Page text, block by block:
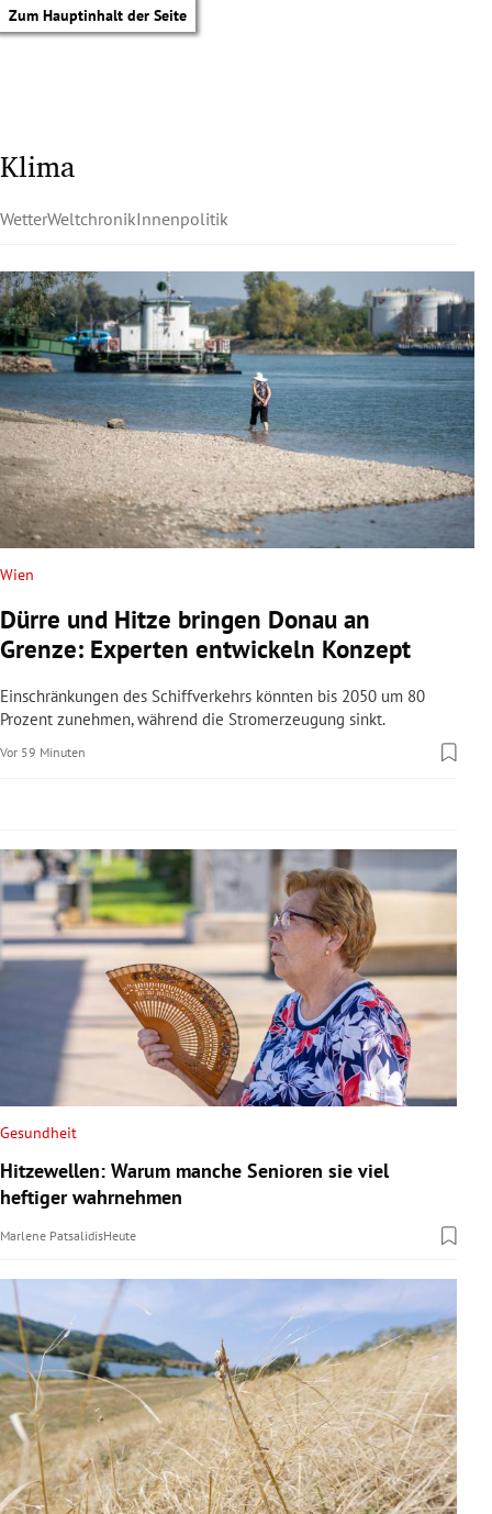
Zum Hauptinhalt der Seite
Untermenü
Untermenü
Untermenü
Untermenü
Untermenü
Untermenü
Untermenü
Klima
WetterWeltchronikInnenpolitik
Wien
Dürre und Hitze bringen Donau an
Grenze: Experten entwickeln Konzept
Einschränkungen des Schiffverkehrs könnten bis 2050 um 80
Prozent zunehmen, während die Stromerzeugung sinkt.
Vor 59 Minuten
Gesundheit
Hitzewellen: Warum manche Senioren sie viel
heftiger wahrnehmen
Marlene PatsalidisHeute